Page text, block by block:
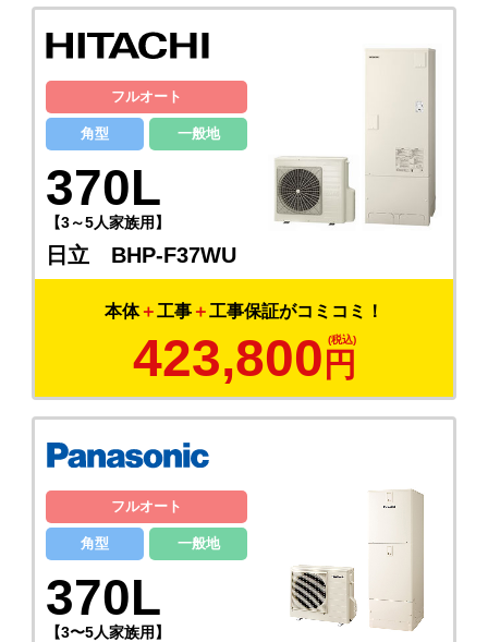
フルオート
角型 一般地
370L
【3～5人家族用】
日立 BHP-F37WU
本体＋工事 ＋工事保証がコミコミ！
423,800 円
フルオート
角型 一般地
370L
【3〜5人家族用】